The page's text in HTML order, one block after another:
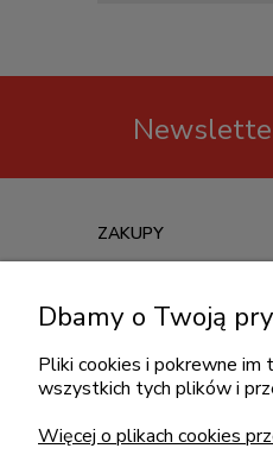
ZAKUPY
Informacje o leasingu
Koszt dostawy
Dbamy o Twoją
Pliki cookies i pokrewne im
wszystkich tych plików i
Więcej o plikach cookies